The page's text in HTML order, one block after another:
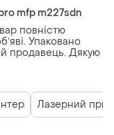
mfp m227sdn
повністю
Упаковано
продавець. Дякую
Лазерний